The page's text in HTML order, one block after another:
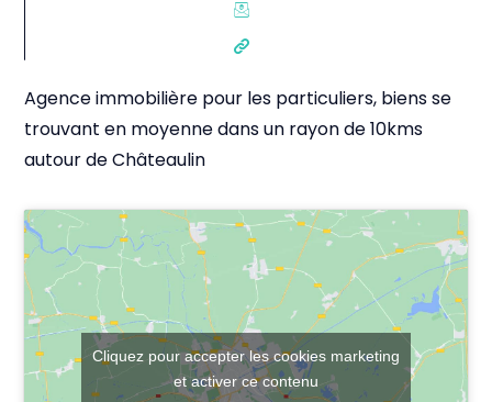
Agence immobilière pour les particuliers, biens se
trouvant en moyenne dans un rayon de 10kms
autour de Châteaulin
Cliquez pour accepter les cookies marketing
et activer ce contenu